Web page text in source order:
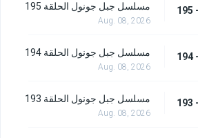
مسلسل جبل جونول الحلقة 195
Aug. 08, 2026
مسلسل جبل جونول الحلقة 194
Aug. 08, 2026
مسلسل جبل جونول الحلقة 193
Aug. 08, 2026